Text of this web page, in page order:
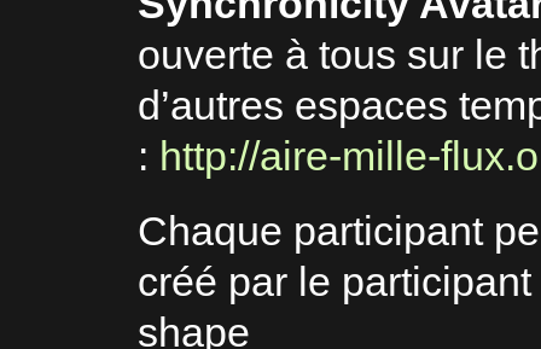
ouverte à tous sur le
d’autres espaces
: http://aire-mille-
Chaque participant
créé par le
shape